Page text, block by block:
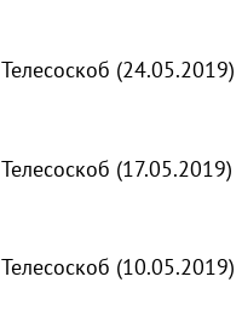
Телесоскоб (24.05.2019)
Телесоскоб (17.05.2019)
Телесоскоб (10.05.2019)